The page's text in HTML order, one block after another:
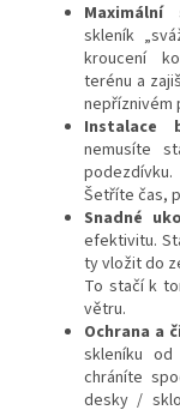
skleník
kroucení
terénu a
nepříznivém
Instalace
nemusíte
Šetříte čas,
Snadné
efektivitu.
ty vložit do
To stačí k
větru.
Ochrana a
skleníku
chráníte
desky /